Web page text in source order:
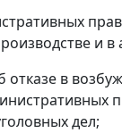
и в
отказе в
дел;